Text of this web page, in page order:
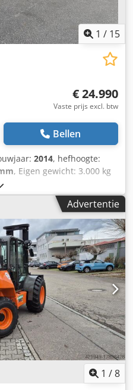
1 / 15
€ 24.990
Vaste prijs excl. btw
Bellen
2014, hefhoogte:
, Eigen gewicht: 3.000 kg
staat: goed Optische
(L x B x H): 3,38 x 1,83
Theißen voor meer
C300 Hx4 Bouwjaar: 2014
Max. hefhoogte: 5,40 m
1,80 m Aandrijving:
Totale afmetingen (zonder
2,68 m
vierwielaandrijving,
mogelijk. Locatie: 41468
Advertentie
1 /8